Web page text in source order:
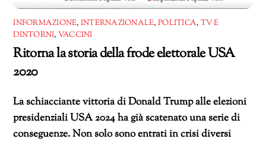
INFORMAZIONE, INTERNAZIONALE, POLITICA, TV E
DINTORNI, VACCINI
Ritorna la storia della frode elettorale USA
2020
La schiacciante vittoria di Donald Trump alle elezioni
presidenziali USA 2024 ha già scatenato una serie di
conseguenze. Non solo sono entrati in crisi diversi